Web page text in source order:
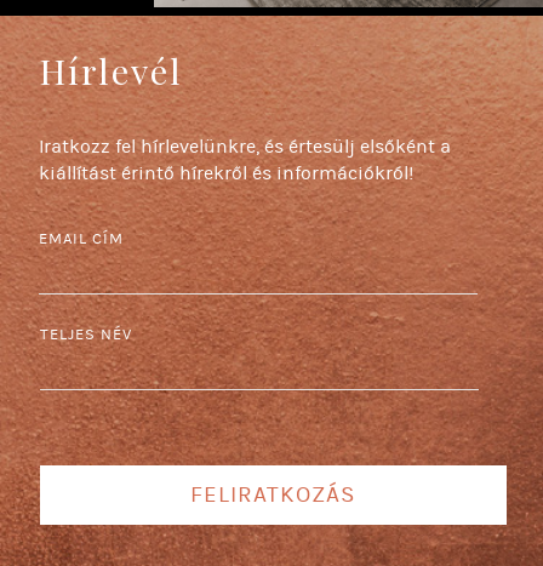
Hírlevél
Iratkozz fel hírlevelünkre, és értesülj elsőként a
kiállítást érintő hírekről és információkról!
EMAIL CÍM
TELJES NÉV
FELIRATKOZÁS